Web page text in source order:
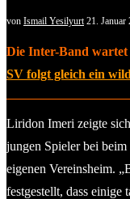
von Ismail Yesilyurt 21. Januar
Die Inter-Band
SV folgt gleich ein
Liridon Imeri zeigte
jungen Spieler bei
eigenen Vereinsheim.
festgestellt, dass einige